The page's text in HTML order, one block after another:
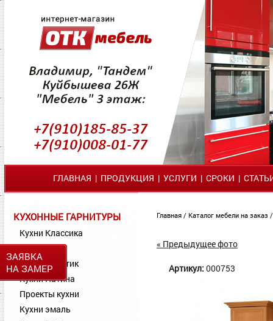
ЗАЯВКА
НА ЗАМЕР
ГЛАВНАЯ | ПРОДУКЦИЯ | УСЛУГИ | СРОКИ |
КУХОННЫЕ ГАРНИТУРЫ
Кухни Классика
Кухни МДФ
Кухни Пластик
Кухни Патина
Проекты кухни
Кухни эмаль
Главная / Каталог мебели на заказ
« Предыдущее фото
Артикул: 000753